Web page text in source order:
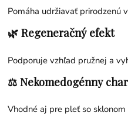
Pomáha udržiavať prirodzenú
🌿 Regeneračný efekt
Podporuje vzhľad pružnej a
⚖️ Nekomedogénny
Vhodné aj pre pleť so